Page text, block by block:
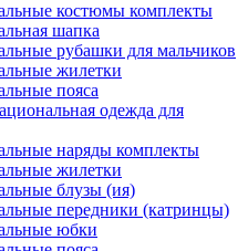
костюмы комплекты
шапка
рубашки для мальчиков
жилетки
пояса
одежда для
наряды комплекты
жилетки
блузы (ия)
передники (катринцы)
юбки